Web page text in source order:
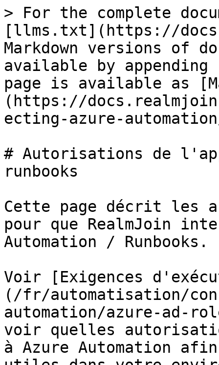
> For the complete
[llms.txt](https://
Markdown versions of
available by
page is available as
(https://
ecting-azure-
# Autorisations de
runbooks
Cette page décrit les
pour que RealmJoin
Automation / Runbooks.
Voir [Exigences
(/fr/automatisation/
automation/azure-ad-
voir quelles
à Azure Automation